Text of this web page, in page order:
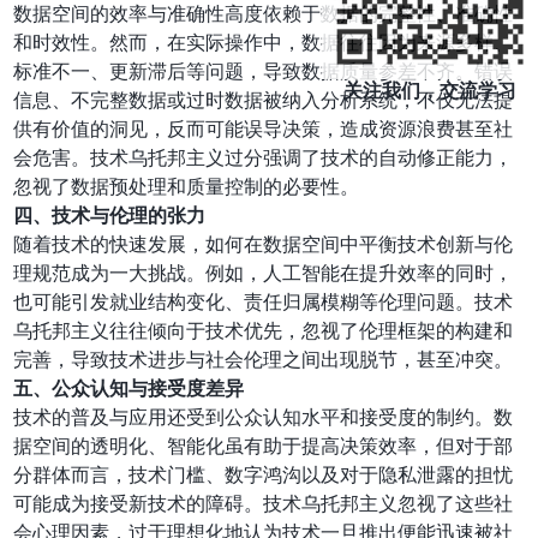
数据空间的效率与准确性高度依赖于数据的完整性、准确性
和时效性。然而，在实际操作中，数据往往因为来源多样、
标准不一、更新滞后等问题，导致数据质量参差不齐。错误
信息、不完整数据或过时数据被纳入分析系统，不仅无法提
供有价值的洞见，反而可能误导决策，造成资源浪费甚至社
会危害。技术乌托邦主义过分强调了技术的自动修正能力，
忽视了数据预处理和质量控制的必要性。
四、技术与伦理的张力
随着技术的快速发展，如何在数据空间中平衡技术创新与伦
理规范成为一大挑战。例如，人工智能在提升效率的同时，
也可能引发就业结构变化、责任归属模糊等伦理问题。技术
乌托邦主义往往倾向于技术优先，忽视了伦理框架的构建和
完善，导致技术进步与社会伦理之间出现脱节，甚至冲突。
五、公众认知与接受度差异
技术的普及与应用还受到公众认知水平和接受度的制约。数
据空间的透明化、智能化虽有助于提高决策效率，但对于部
分群体而言，技术门槛、数字鸿沟以及对于隐私泄露的担忧
可能成为接受新技术的障碍。技术乌托邦主义忽视了这些社
会心理因素，过于理想化地认为技术一旦推出便能迅速被社
关注我们，交流学习